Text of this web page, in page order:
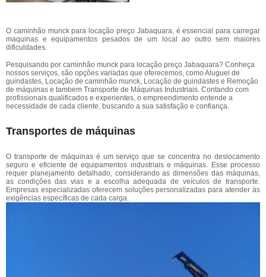
O caminhão munck para locação preço Jabaquara, é essencial para carregar
maquinas e equipamentos pesados de um local ao outro sem maiores
dificuldades.
Pesquisando por caminhão munck para locação preço Jabaquara? Conheça
nossos serviços, são opções variadas que oferecemos, como Aluguel de
guindastes, Locação de caminhão munck, Locação de guindastes e Remoção
de máquinas e tambem Transporte de Máquinas Industriais. Contando com
profissionais qualificados e experientes, o empreendimento entende a
necessidade de cada cliente, buscando a sua satisfação e confiança.
Transportes de máquinas
O transporte de máquinas é um serviço que se concentra no deslocamento
seguro e eficiente de equipamentos industriais e máquinas. Esse processo
requer planejamento detalhado, considerando as dimensões das máquinas,
as condições das vias e a escolha adequada de veículos de transporte.
Empresas especializadas oferecem soluções personalizadas para atender às
exigências específicas de cada carga.